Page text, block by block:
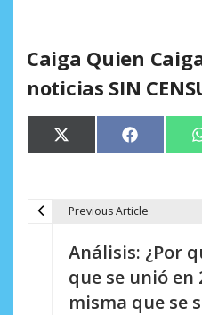
Caiga Quien
noticias SIN
Compartir
en
X
(Twitter)
Compartir
en
Facebook
Previous Article
Análisis: ¿Por
que se unió en
misma que se